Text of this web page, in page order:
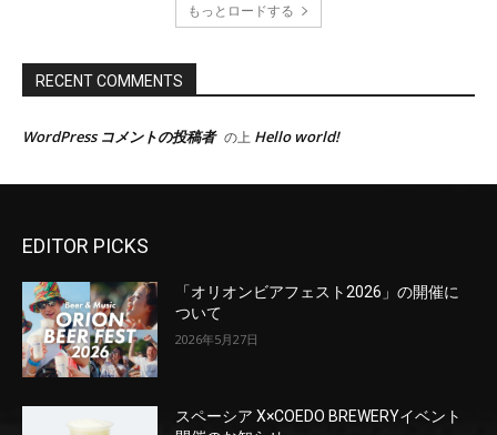
EDITOR PICKS
「オリオンビアフェスト2026」の開催に
ついて
2026年5月27日
スペーシア X×COEDO BREWERYイベント